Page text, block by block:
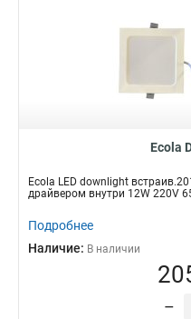
Ecola
Ecola LED downlight
драйвером внутри 12W 220V
Подробнее
Наличие: В наличии
–